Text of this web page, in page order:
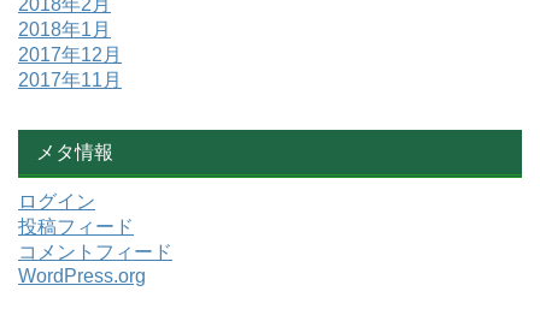
2018年1月
2017年12月
2017年11月
メタ情報
ログイン
投稿フィード
コメントフィード
WordPress.org